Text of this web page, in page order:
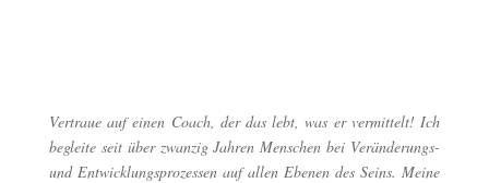
Vertraue auf einen Coach, der das lebt, was er vermittelt! Ich
begleite seit über zwanzig Jahren Menschen bei Veränderungs-
und Entwicklungsprozessen auf allen Ebenen des Seins. Meine